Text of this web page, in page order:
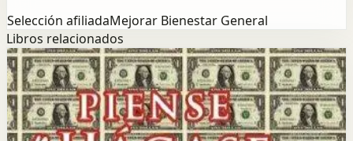
Selección afiliadaMejorar Bienestar General
Libros relacionados
ExitoMentalidad
Piense y hágase rico
Napoleon Hill